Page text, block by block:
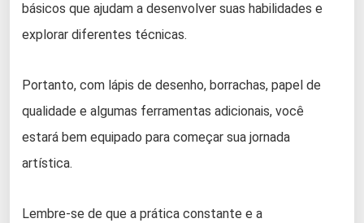
básicos que ajudam a desenvolver suas habilidades e
explorar diferentes técnicas.
Portanto, com lápis de desenho, borrachas, papel de
qualidade e algumas ferramentas adicionais, você
estará bem equipado para começar sua jornada
artística.
Lembre-se de que a prática constante e a